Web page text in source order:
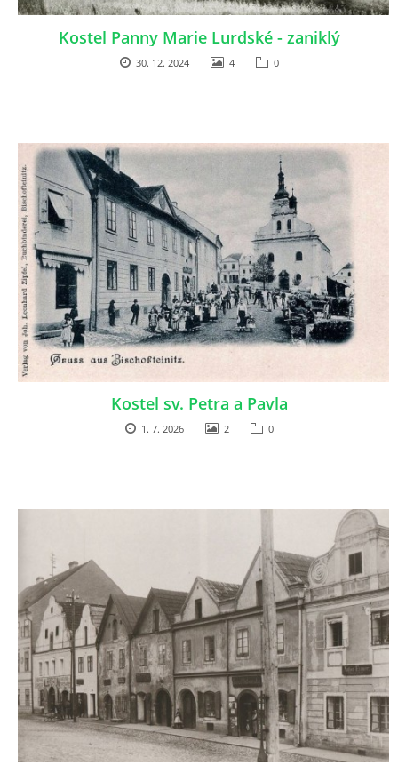
DŮL NA SLÍDU (NA KOLE)
info@domdej.cz
--------------------------------------------------------------
Tento projekt je realizován za finanční podpory
města Domažlice.
© 2026 eStránky.cz |Aktualizováno: 17. 7. 2026|Nahoru ↑
Kostel Panny Marie Lurdské - zaniklý
30. 12. 2024 4 0
Kostel sv. Petra a Pavla
1. 7. 2026 2 0